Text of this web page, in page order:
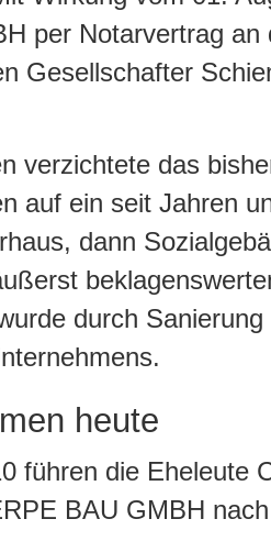
per Notarvertrag an
Gesellschafter
verzichtete das
auf ein seit Jahren
dann
durch
heute
führen die Eheleute
BAU GMBH